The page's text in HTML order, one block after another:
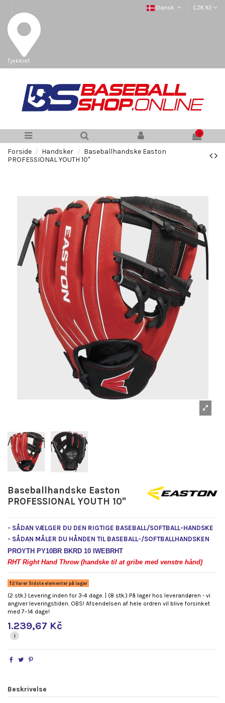
Tjekkiet
Dansk CZK Kč
0
Forside Handsker
Baseballhandske Easton
PROFESSIONAL YOUTH 10"
Baseballhandske Easton
PROFESSIONAL YOUTH 10"
- SÅDAN VÆLGER DU DEN RIGTIGE BASEBALL/SOFTBALL-HANDSKE
- SÅDAN MÅLER DU HÅNDEN TIL BASEBALL-/SOFTBALLHANDSKEN
PROYTH PY10BR BKRD 10 IWEBRHT
RHT Right Hand Throw (handske til at gribe med venstre hånd)
2 Varer Sidste elementer på lager
(2 stk.) Levering inden for 3-4 dage. | (8 stk.) På lager hos leverandøren - vi
angiver leveringstiden. OBS! Afsendelsen af hele ordren vil blive forsinket
med 7–14 dage!
1.239,67 Kč
i
Beskrivelse